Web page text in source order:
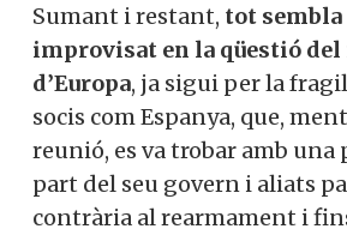
Sumant i restant, tot
improvisat en la qüestió
d’Europa, ja sigui per la
socis com Espanya, que,
reunió, es va trobar amb una
part del seu govern i aliats
contrària al rearmament i